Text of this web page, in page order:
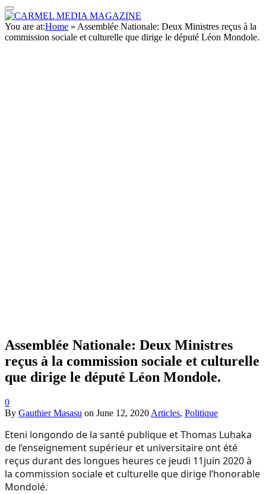
You are at:Home » Assemblée Nationale: Deux Ministres reçus à la
commission sociale et culturelle que dirige le député Léon Mondole.
Assemblée Nationale: Deux Ministres
reçus à la commission sociale et culturelle
que dirige le député Léon Mondole.
0
By Gauthier Masasu on June 12, 2020 Articles, Politique
Eteni longondo de la santé publique et Thomas Luhaka
de l’enseignement supérieur et universitaire ont été
reçus durant des longues heures ce jeudi 11juin 2020 à
la commission sociale et culturelle que dirige l’honorable
Mondolé.